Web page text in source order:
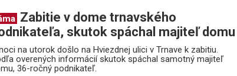
Zabitie v dome trnavského
skutok spáchal majiteľ domu
na utorok došlo na Hviezdnej ulici v Trnave k zabitiu.
overených informácií skutok spáchal samotný majiteľ
36-ročný podnikateľ.